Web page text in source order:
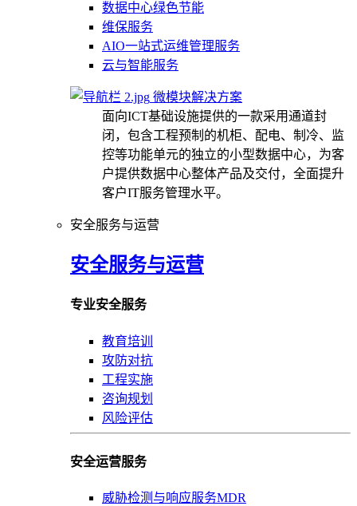
数据中心绿色节能
维保服务
AIO一站式运维管理服务
云与智能服务
微模块解决方案
面向ICT基础设施提供的一款采用通道封
闭，包含工程预制的机柜、配电、制冷、监
控等功能单元的独立的小型数据中心，为客
户提供数据中心整体产品及交付，全面提升
客户IT服务管理水平。
安全服务与运营
安全服务与运营
专业安全服务
教育培训
攻防对抗
工程实施
咨询规划
风险评估
安全运营服务
威胁检测与响应服务MDR